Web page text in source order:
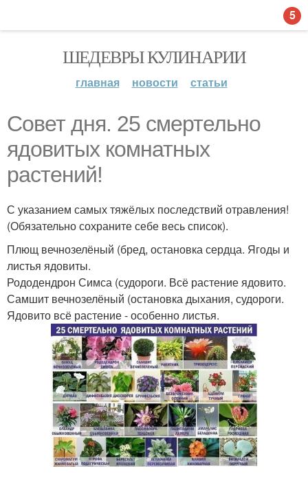
ШЕДЕВРЫ КУЛИНАРИИ
главная новости статьи
Совет дня. 25 смертельно
ядовитых комнатных
растений!
С указанием самых тяжёлых последствий отравления!
(Обязательно сохраните себе весь список).
Плющ вечнозелёный (бред, остановка сердца. Ягоды и
листья ядовиты.
Рододендрон Симса (судороги. Всё растение ядовито.
Самшит вечнозелёный (остановка дыхания, судороги.
Ядовито всё растение - особенно листья.
5